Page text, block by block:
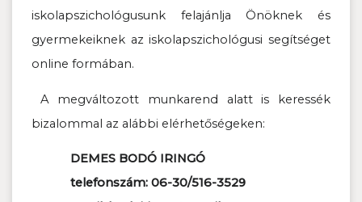
iskolapszichológusunk felajánlja Önöknek és
gyermekeiknek az iskolapszichológusi segítséget
online formában.
A megváltozott munkarend alatt is keressék
bizalommal az alábbi elérhetőségeken:
DEMES BODÓ IRINGÓ
telefonszám: 06-30/516-3529